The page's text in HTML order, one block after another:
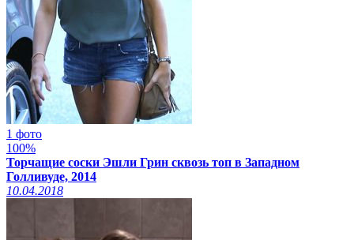
1 фото
100%
Торчащие соски Эшли Грин сквозь топ в Западном
Голливуде, 2014
10.04.2018